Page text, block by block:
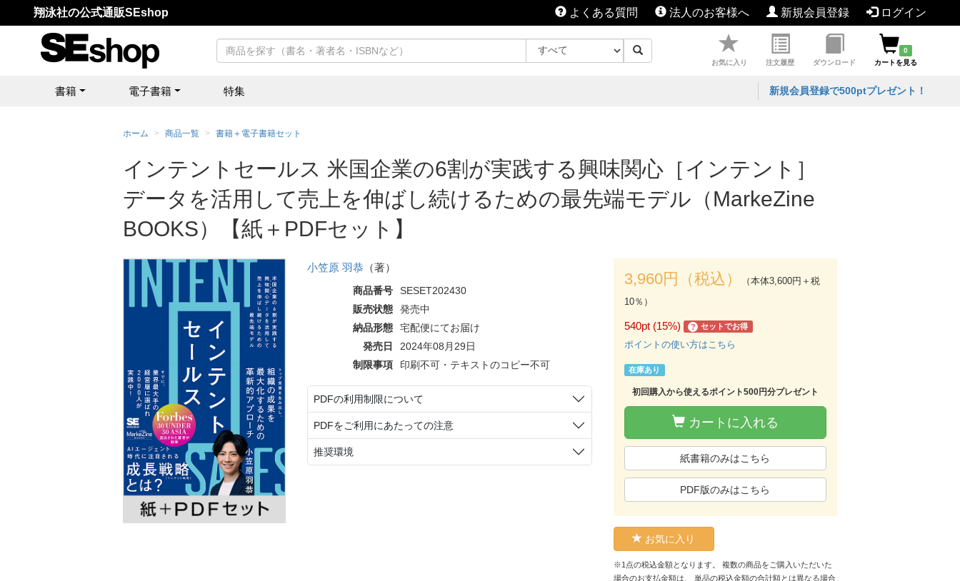
翔泳社の公式通販SEshop よくある質問 法人のお客様へ 新規会員登録 ログイン
お気に入り 注文履歴 ダウンロード
0
カートを見る
書籍 電子書籍 特集 新規会員登録で500ptプレゼント！
ホーム 商品一覧 書籍＋電子書籍セット
インテントセールス 米国企業の6割が実践する興味関心［インテント］
データを活用して売上を伸ばし続けるための最先端モデル（MarkeZine
BOOKS）【紙＋PDFセット】
小笠原 羽恭 （著）
商品番号
SESET202430
販売状態
発売中
納品形態
宅配便にてお届け
発売日
2024年08月29日
制限事項
印刷不可・テキストのコピー不可
PDFの利用制限について
PDFをご利用にあたっての注意
推奨環境
3,960円（税込）
（本体3,600円＋税
10％）
540pt (15%) ? セットでお得
ポイントの使い方はこちら
在庫あり
初回購入から使えるポイント500円分プレゼント
カートに入れる
紙書籍のみはこちら
PDF版のみはこちら
お気に入り
※1点の税込金額となります。 複数の商品をご購入いただいた
場合のお支払金額は、 単品の税込金額の合計額とは異なる場合